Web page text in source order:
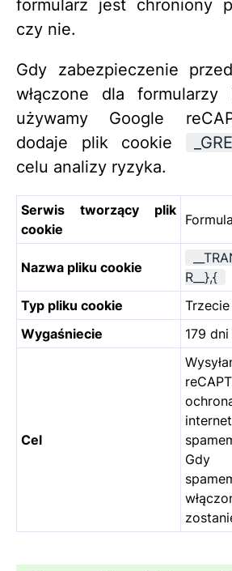
formularz jest chroniony
czy nie.
Gdy zabezpieczenie
włączone dla formularzy
używamy Google
dodaje plik cookie
celu analizy ryzyka.
Serwis tworzący plik
cookie
Nazwa pliku cookie
R__},{
Typ pliku cookie
Wygaśniecie
179 dni
Cel
Gdy